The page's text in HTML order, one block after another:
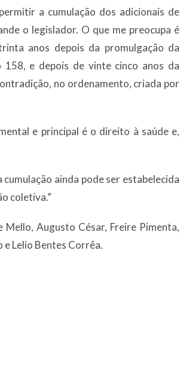
a cumulação dos adicionais de
o legislador. O que me preocupa é
anos depois da promulgação da
158, e depois de vinte cinco anos da
no ordenamento, criada por
e principal é o direito à saúde e,
ainda pode ser estabelecida
coletiva.”
Augusto César, Freire Pimenta,
e Lelio Bentes Corrêa.